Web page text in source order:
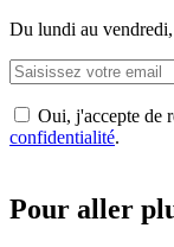
Du lundi au
Oui, j'accepte de
confidentialité.
Pour aller